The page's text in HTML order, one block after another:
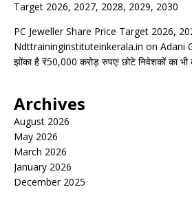
Target 2026, 2027, 2028, 2029, 2030
PC Jeweller Share Price Target 2026,
Ndttraininginstituteinkerala.in on Adani
झोंका है ₹50,000 करोड़ रुपए! छोटे निवेशकों का भी
Archives
August 2026
May 2026
March 2026
January 2026
December 2025